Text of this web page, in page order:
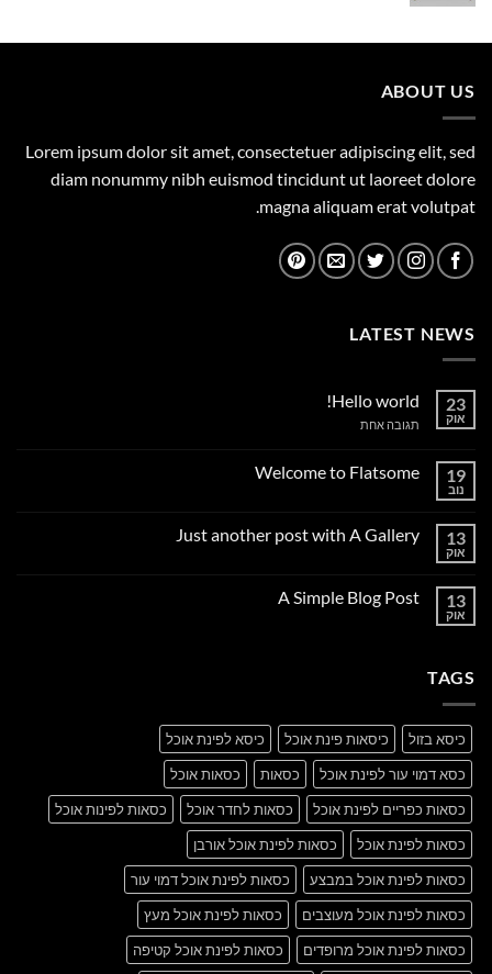
1,500.00 ₪.
1,149.00 ₪.
ABOUT US
Lorem ipsum dolor sit amet, consectetuer adipiscing elit, sed
diam nonummy nibh euismod tincidunt ut laoreet dolore
magna aliquam erat volutpat.
LATEST NEWS
23
אוק
Hello world!
תגובה אחתעל
19
נוב
Welcome to Flatsome
Welcome
13
אוק
Just another post with A Gallery
Just
13
אוק
A Simple Blog Post
TAGS
כיסא בזול כיסאות פינת אוכל
כיסא לפינת אוכל
כסא דמוי עור לפינת אוכל
כסאות
כסאות אוכל
כסאות כפריים לפינת אוכל
כסאות לחדר אוכל
כסאות לפינות אוכל
כסאות לפינת אוכל
כסאות לפינת אוכל אורבן
כסאות לפינת אוכל במבצע
כסאות לפינת אוכל דמוי עור
כסאות לפינת אוכל מעוצבים
כסאות לפינת אוכל מעץ
כסאות לפינת אוכל מרופדים
כסאות לפינת אוכל קטיפה